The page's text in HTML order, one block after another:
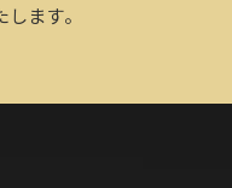
ます。